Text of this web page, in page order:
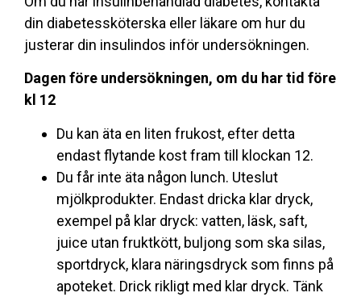
din diabetessköterska eller läkare om hur du
justerar din insulindos inför undersökningen.
Dagen före undersökningen, om du har tid före
kl 12
Du kan äta en liten frukost, efter detta
endast flytande kost fram till klockan 12.
Du får inte äta någon lunch. Uteslut
mjölkprodukter. Endast dricka klar dryck,
exempel på klar dryck: vatten, läsk, saft,
juice utan fruktkött, buljong som ska silas,
sportdryck, klara näringsdryck som finns på
apoteket. Drick rikligt med klar dryck. Tänk